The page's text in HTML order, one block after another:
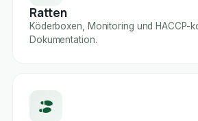
Ratten
Köderboxen, Monitoring und HACCP-
Dokumentation.